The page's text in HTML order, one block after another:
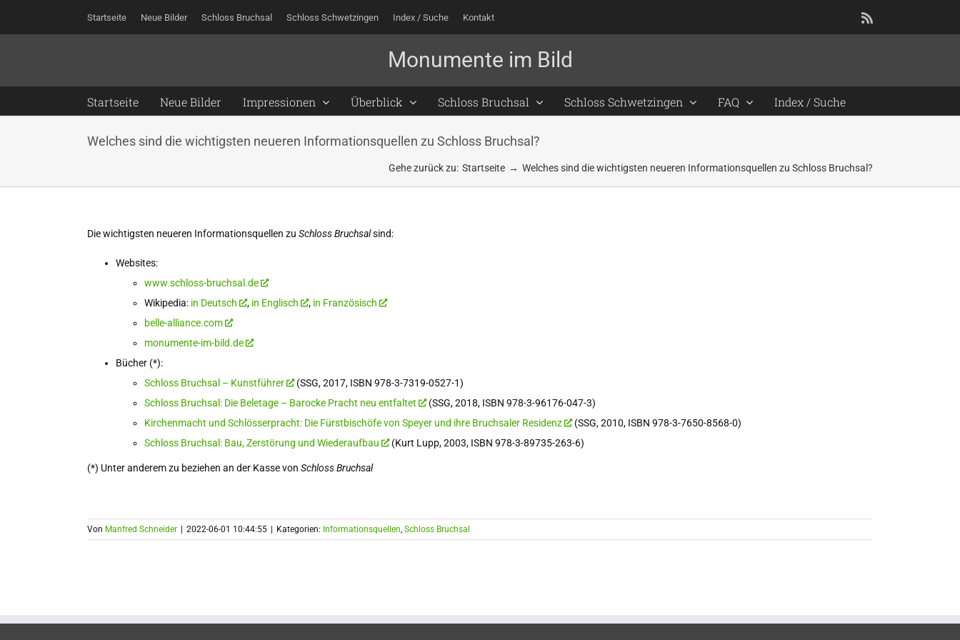
springen
Startseite Neue Bilder Schloss Bruchsal Schloss Schwetzingen Index / Suche Kontakt
Startseite Neue Bilder Impressionen Überblick Schloss Bruchsal Schloss Schwetzingen FAQ Index / Suche
Welches sind die wichtigsten neueren Informationsquellen zu Schloss Bruchsal?
Gehe zurück zu: Startseite Welches sind die wichtigsten neueren Informationsquellen zu Schloss Bruchsal?
Die wichtigsten neueren Informationsquellen zu Schloss Bruchsalsind:
Websites:
www.schloss-bruchsal.de
Wikipedia: in Deutsch , in Englisch , in Französisch
belle-alliance.com
monumente-im-bild.de
Bücher (*):
Schloss Bruchsal – Kunstführer
(SSG, 2017, ISBN 978-3-7319-0527-1)
Schloss Bruchsal: Die Beletage – Barocke Pracht neu entfaltet
(SSG, 2018, ISBN 978-3-96176-047-3)
Kirchenmacht und Schlösserpracht: Die Fürstbischöfe von Speyer und ihre Bruchsaler Residenz
(SSG, 2010, ISBN 978-3-7650-8568-0)
Schloss Bruchsal: Bau, Zerstörung und Wiederaufbau
(Kurt Lupp, 2003, ISBN 978-3-89735-263-6)
(*) Unter anderem zu beziehen an der Kasse von Schloss Bruchsal
Von Manfred Schneider 2022-06-01 10:44:55 Kategorien: Informationsquellen, Schloss Bruchsal